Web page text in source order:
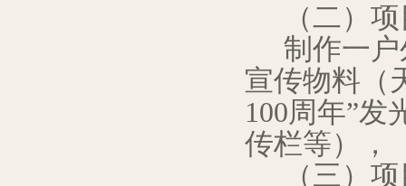
（二）
制作一
宣传物料（
100周年”发
传栏等），
（三）